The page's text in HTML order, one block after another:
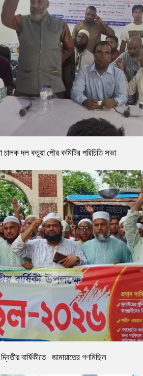
চালক দল কচুয়া পৌর কমিটির পরিচিতি সভা
বার্ষিকীতে জামায়াতের গণমিছিল